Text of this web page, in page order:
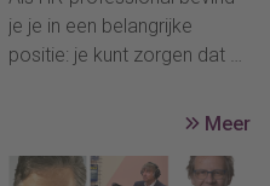
je je in een belangrijke
positie: je kunt zorgen dat AI
zorgvuldige en strategisch
ingezet. Deze checklist helpt
Meer